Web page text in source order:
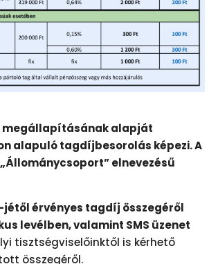
alapját
alapuló tagdíjbesorolás képezi. A
elnevezésű
érvényes tagdíj összegéről
levélben, valamint SMS üzenet
tisztségviselőinktől is kérhető
összegéről.